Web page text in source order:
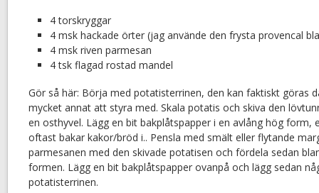
4 torskryggar
4 msk hackade örter (jag använde den frysta provencal
4 msk riven parmesan
4 tsk flagad rostad mandel
Gör så här: Börja med potatisterrinen, den kan faktiskt göras
mycket annat att styra med. Skala potatis och skiva den
en osthyvel. Lägg en bit bakplåtspapper i en avlång hög form,
oftast bakar kakor/bröd i.. Pensla med smält eller flytande
parmesanen med den skivade potatisen och fördela sedan
formen. Lägg en bit bakplåtspapper ovanpå och lägg sedan
potatisterrinen.